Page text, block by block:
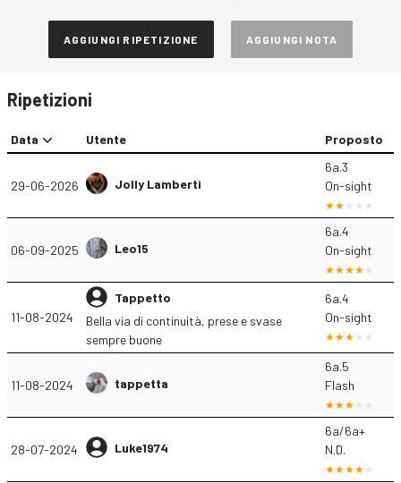
AGGIUNGI RIPETIZIONE AGGIUNGI NOTA
Ripetizioni
Data Utente Proposto
29-06-2026 Jolly Lamberti
6a.3
On-sight
06-09-2025 Leo15
6a.4
On-sight
11-08-2024
Tappetto
Bella via di continuità, prese e svase
sempre buone
6a.4
On-sight
11-08-2024 tappetta
6a.5
Flash
28-07-2024 Luke1974
6a/6a+
N.D.